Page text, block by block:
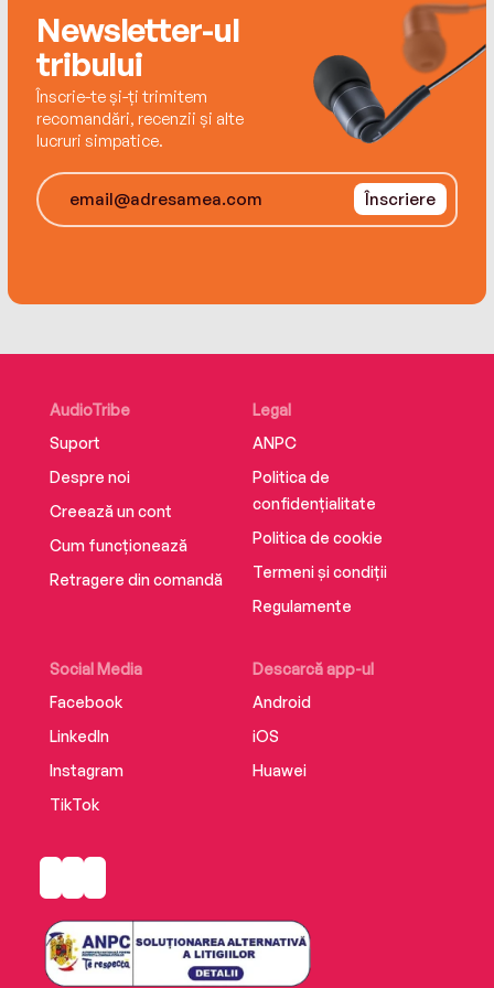
Clementine still find their happily-ever-after?
Newsletter-ul
tribului
Înscrie-te și-ți trimitem
recomandări, recenzii și alte
lucruri simpatice.
Înscriere
AudioTribe
Suport
Despre noi
Creează un cont
Cum funcționează
Retragere din comandă
Social Media
Facebook
LinkedIn
Instagram
TikTok
Descarcă app-ul
Android
iOS
Huawei
Legal
ANPC
Politica de
confidențialitate
Politica de cookie
Termeni și condiții
Regulamente